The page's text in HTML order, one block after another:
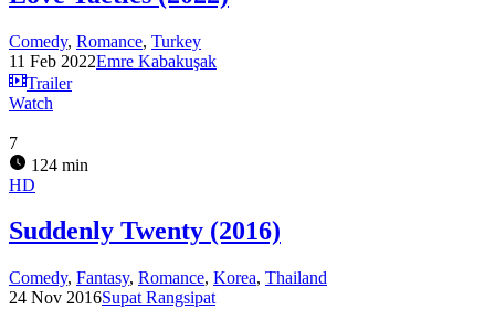
Comedy, Romance, Turkey
11 Feb 2022Emre Kabakuşak
Trailer
Watch
7
124 min
HD
Suddenly Twenty (2016)
Comedy, Fantasy, Romance, Korea, Thailand
24 Nov 2016Supat Rangsipat